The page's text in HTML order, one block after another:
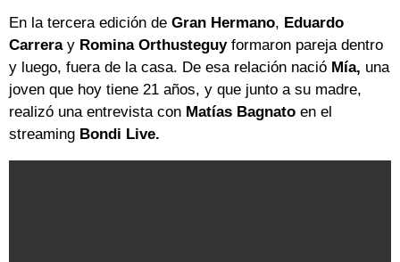
En la tercera edición de Gran Hermano, Eduardo
Carrera y Romina Orthusteguyformaron pareja dentro
y luego, fuera de la casa. De esa relación nació Mía, una
joven que hoy tiene 21 años, y que junto a su madre,
realizó una entrevista con Matías Bagnato en el
streaming Bondi Live.